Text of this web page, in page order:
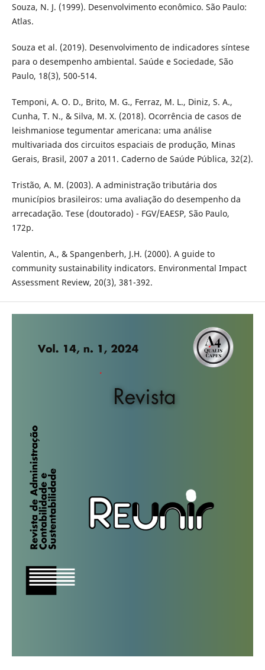
Souza, N. J. (1999). Desenvolvimento econômico. São Paulo:
Atlas.
Souza et al. (2019). Desenvolvimento de indicadores síntese
para o desempenho ambiental. Saúde e Sociedade, São
Paulo, 18(3), 500-514.
Temponi, A. O. D., Brito, M. G., Ferraz, M. L., Diniz, S. A.,
Cunha, T. N., & Silva, M. X. (2018). Ocorrência de casos de
leishmaniose tegumentar americana: uma análise
multivariada dos circuitos espaciais de produção, Minas
Gerais, Brasil, 2007 a 2011. Caderno de Saúde Pública, 32(2).
Tristão, A. M. (2003). A administração tributária dos
municípios brasileiros: uma avaliação do desempenho da
arrecadação. Tese (doutorado) - FGV/EAESP, São Paulo,
172p.
Valentin, A., & Spangenberh, J.H. (2000). A guide to
community sustainability indicators. Environmental Impact
Assessment Review, 20(3), 381-392.